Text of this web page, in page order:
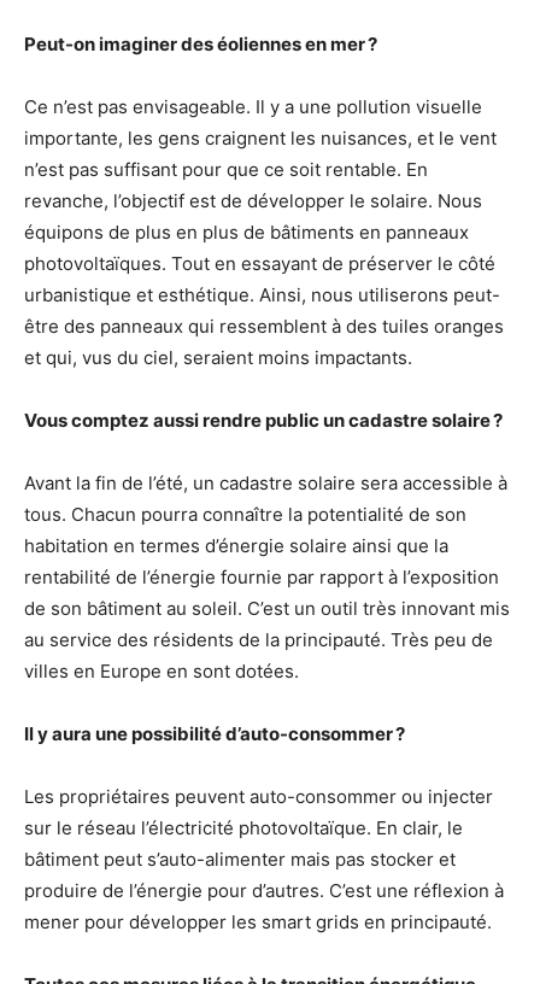
Peut-on imaginer des éoliennes en mer ?
Ce n’est pas envisageable. Il y a une pollution visuelle
importante, les gens craignent les nuisances, et le vent
n’est pas suffisant pour que ce soit rentable. En
revanche, l’objectif est de développer le solaire. Nous
équipons de plus en plus de bâtiments en panneaux
photovoltaïques. Tout en essayant de préserver le côté
urbanistique et esthétique. Ainsi, nous utiliserons peut-
être des panneaux qui ressemblent à des tuiles oranges
et qui, vus du ciel, seraient moins impactants.
Vous comptez aussi rendre public un cadastre solaire ?
Avant la fin de l’été, un cadastre solaire sera accessible à
tous. Chacun pourra connaître la potentialité de son
habitation en termes d’énergie solaire ainsi que la
rentabilité de l’énergie fournie par rapport à l’exposition
de son bâtiment au soleil. C’est un outil très innovant mis
au service des résidents de la principauté. Très peu de
villes en Europe en sont dotées.
Il y aura une possibilité d’auto-consommer ?
Les propriétaires peuvent auto-consommer ou injecter
sur le réseau l’électricité photovoltaïque. En clair, le
bâtiment peut s’auto-alimenter mais pas stocker et
produire de l’énergie pour d’autres. C’est une réflexion à
mener pour développer les smart grids en principauté.